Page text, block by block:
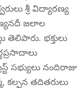
శ్రీ విద్యారణ్య
జలాల
తెలిపారు. భక్తులు
సభ్యులు నందిరాజు
తదితరులు